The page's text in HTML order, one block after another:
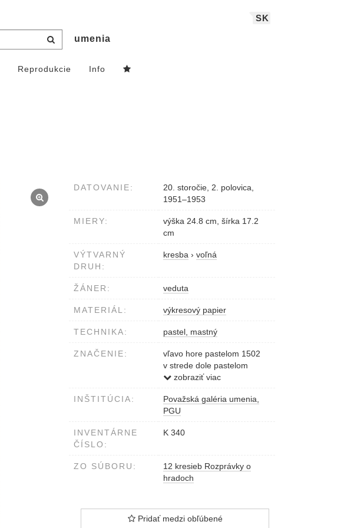
SK
umenia
Reprodukcie Info
DATOVANIE:
20. storočie, 2. polovica,
1951–1953
MIERY:
výška 24.8 cm, šírka 17.2
cm
VÝTVARNÝ
DRUH:
kresba › voľná
ŽÁNER: veduta
MATERIÁL: výkresový papier
TECHNIKA: pastel, mastný
ZNAČENIE:
vľavo hore pastelom 1502
v strede dole pastelom
Zvolen
zobraziť viac
INŠTITÚCIA:
Považská galéria umenia,
PGU
INVENTÁRNE
ČÍSLO:
K 340
ZO SÚBORU:
12 kresieb Rozprávky o
hradoch
Pridať medzi obľúbené